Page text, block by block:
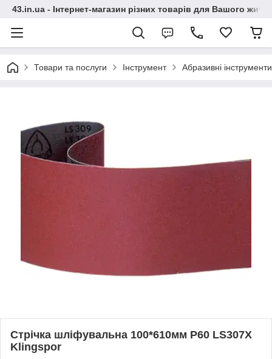
43.in.ua - Інтернет-магазин різних товарів для Вашого
Товари та послуги Інструмент Абразивні інструменти
Стрічка шліфувальна 100*610мм P60 LS307X
Klingspor